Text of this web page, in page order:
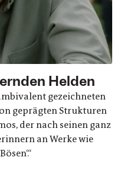
Helden
gezeichneten
geprägten Strukturen
der nach seinen ganz
an Werke wie